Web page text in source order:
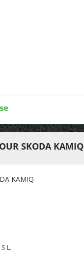
SKODA KAMIQ
KAMIQ